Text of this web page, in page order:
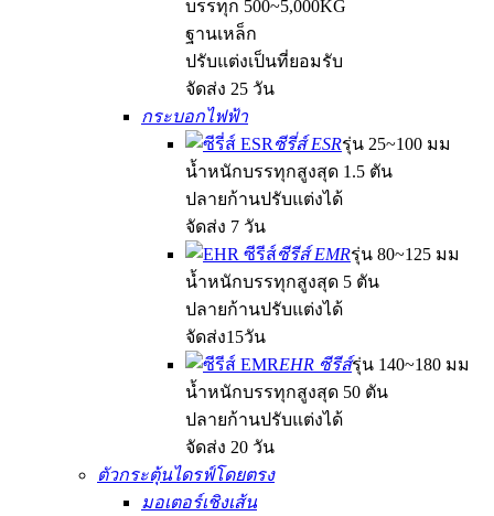
บรรทุก 500~5,000KG
ฐานเหล็ก
ปรับแต่งเป็นที่ยอมรับ
จัดส่ง 25 วัน
กระบอกไฟฟ้า
ซีรี่ส์ ESRรุ่น 25~100 มม
น้ำหนักบรรทุกสูงสุด 1.5 ตัน
ปลายก้านปรับแต่งได้
จัดส่ง 7 วัน
ซีรีส์ EMRรุ่น 80~125 มม
น้ำหนักบรรทุกสูงสุด 5 ตัน
ปลายก้านปรับแต่งได้
จัดส่ง15วัน
EHR ซีรีส์รุ่น 140~180 มม
น้ำหนักบรรทุกสูงสุด 50 ตัน
ปลายก้านปรับแต่งได้
จัดส่ง 20 วัน
ตัวกระตุ้นไดรฟ์โดยตรง
มอเตอร์เชิงเส้น